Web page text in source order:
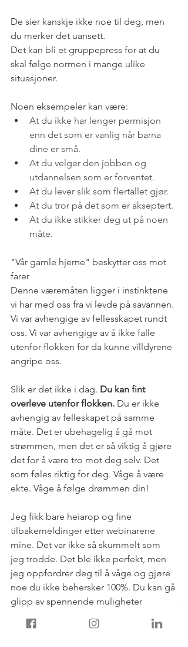
De sier kanskje ikke noe til deg, men
du merker det uansett.
Det kan bli et gruppepress for at du
skal følge normen i mange ulike
situasjoner.
Noen eksempeler kan være:
At du ikke har lenger permisjon
enn det som er vanlig når barna
dine er små.
At du velger den jobben og
utdannelsen som er forventet.
At du lever slik som flertallet gjør.
At du tror på det som er akseptert.
At du ikke stikker deg ut på noen
måte.
"Vår gamle hjerne" beskytter oss mot
farer
Denne væremåten ligger i instinktene
vi har med oss fra vi levde på savannen.
Vi var avhengige av fellesskapet rundt
oss. Vi var avhengige av å ikke falle
utenfor flokken for da kunne villdyrene
angripe oss.
Slik er det ikke i dag. Du kan fint
overleve utenfor flokken. Du er ikke
avhengig av felleskapet på samme
måte. Det er ubehagelig å gå mot
strømmen, men det er så viktig å gjøre
det for å være tro mot deg selv. Det
som føles riktig for deg. Våge å være
ekte. Våge å følge drømmen din!
Jeg fikk bare heiarop og fine
tilbakemeldinger etter webinarene
mine. Det var ikke så skummelt som
jeg trodde. Det ble ikke perfekt, men
jeg oppfordrer deg til å våge og gjøre
noe du ikke behersker 100%. Du kan gå
glipp av spennende muligheter
dersom du bare
gjør det du vet blir bra.